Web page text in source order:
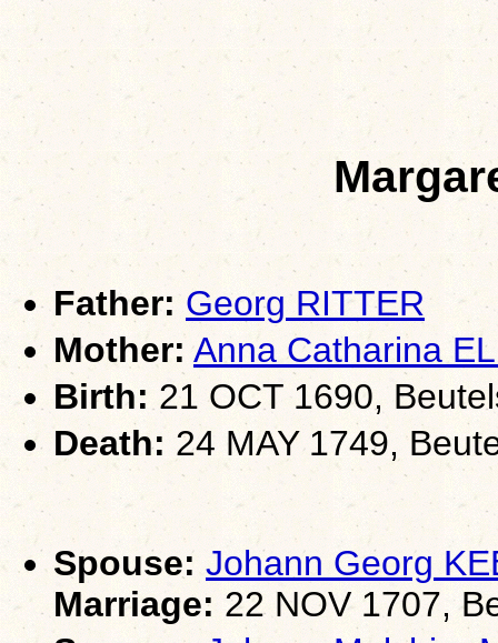
Father: Georg RITTER
Mother:Anna Catharina
Birth: 21 OCT 1690,
Death: 24 MAY 1749,
Spouse: Johann Georg
Marriage: 22 NOV 1707,